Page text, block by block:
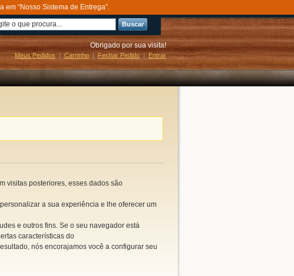
“Nosso Sistema de Entrega”.
Buscar
Obrigado por sua visita!
Meus Pedidos Carrinho Fechar Pedido Entrar
visitas posteriores, esses dados são
a sua experiência e lhe oferecer um
e outros fins. Se o seu navegador está
características do
, nós encorajamos você a configurar seu